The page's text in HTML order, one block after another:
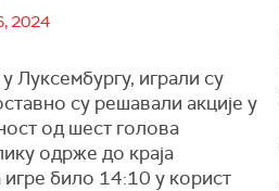
2024
играли су
су решавали акције у
од шест голова
одрже до краја
игре било 14:10 у корист